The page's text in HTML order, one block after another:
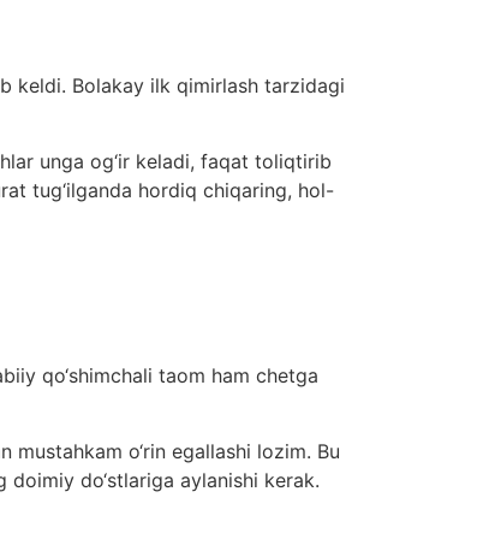
keldi. Bolakay ilk qimirlash tarzidagi
unga og‘ir keladi, faqat toliqtirib
tug‘ilganda hordiq chiqaring, hol-
qo‘shimchali taom ham chetga
o‘rin egallashi lozim. Bu
do‘stlariga aylanishi kerak.